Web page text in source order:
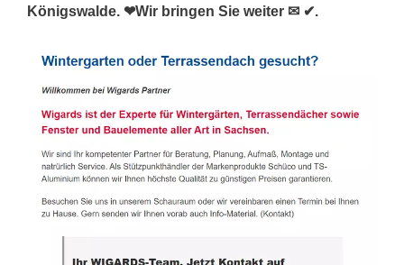
Königswalde. ❤Wir bringen Sie weiter ✉ ✔.